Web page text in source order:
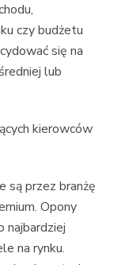
czy budżetu
się na
lub
kierowców
są przez branżę
Opony
najbardziej
na rynku.